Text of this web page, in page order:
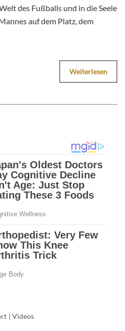
des Fußballs und in die Seele
auf dem Platz, dem
Weiterlesen
| Videos